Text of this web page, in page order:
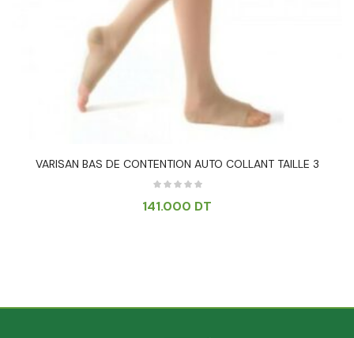
VARISAN BAS DE CONTENTION AUTO COLLANT TAILLE 3
141.000 DT